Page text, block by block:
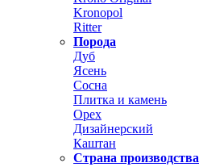
Kronopol
Ritter
Порода
Дуб
Ясень
Сосна
Плитка и камень
Орех
Дизайнерский
Каштан
Страна производства